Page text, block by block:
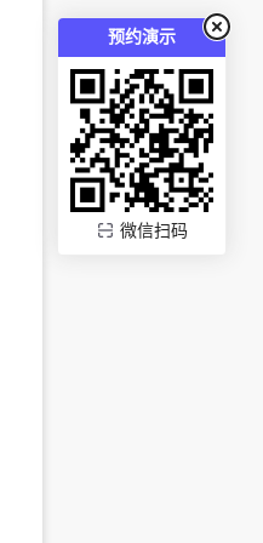
预约演示
微信扫码